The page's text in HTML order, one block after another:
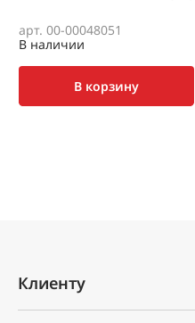
арт. 00-00048051
В наличии
В корзину
Клиенту